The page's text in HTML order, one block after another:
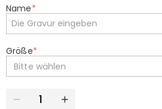
Name*
Größe*
Bitte wählen